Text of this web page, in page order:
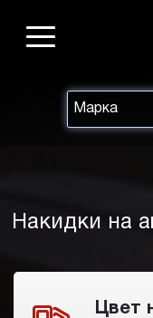
Накидки на
Цвет